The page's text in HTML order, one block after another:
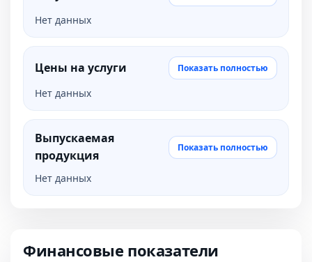
Нет данных
Цены на услуги Показать полностью
Нет данных
Выпускаемая
продукция
Показать полностью
Нет данных
Финансовые показатели